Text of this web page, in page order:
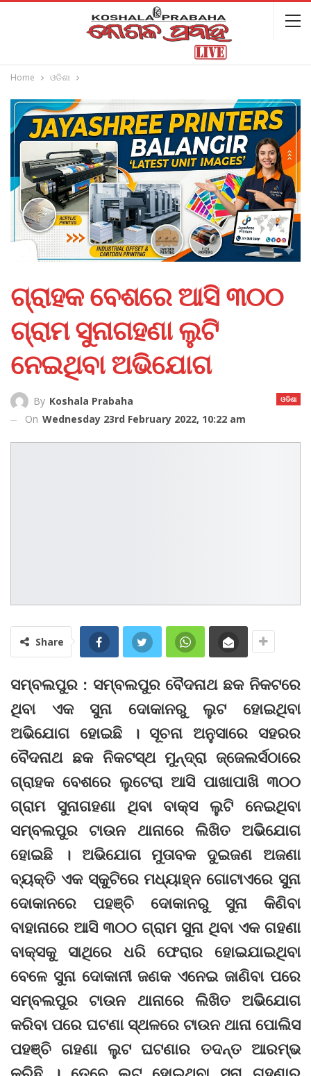
Home ଓଡିଶା
ଗ୍ରାହକ ବେଶରେ ଆସି ୩୦୦
ଗ୍ରାମ ସୁନାଗହଣା ଲୁଟି
ନେଇଥିବା ଅଭିଯୋଗ
ଓଡିଶା
By Koshala Prabaha
On Wednesday 23rd February 2022, 10:22 am
Share
ସମ୍ବଲପୁର : ସମ୍ବଲପୁର ବୈଦନାଥ ଛକ ନିକଟରେ
ଥିବା ଏକ ସୁନା ଦୋକାନରୁ ଲୁଟ ହୋଇଥିବା
ଅଭିଯୋଗ ହୋଇଛି । ସୂଚନା ଅନୁସାରେ ସହରର
ବୈଦନାଥ ଛକ ନିକଟସ୍ଥ ମୁନ୍ଦ୍ରା ଜ୍ଜେଲର୍ସଠାରେ
ଗ୍ରାହକ ବେଶରେ ଲୁଟେରା ଆସି ପାଖାପାଖି ୩୦୦
ଗ୍ରାମ ସୁନାଗହଣା ଥିବା ବାକ୍ସ ଲୁଟି ନେଇଥିବା
ସମ୍ବଲପୁର ଟାଉନ ଥାନାରେ ଲିଖିତ ଅଭିଯୋଗ
ହୋଇଛି । ଅଭିଯୋଗ ମୁତାବକ ଦୁଇଜଣ ଅଜଣା
ବ୍ୟକ୍ତି ଏକ ସ୍କୁଟିରେ ମଧ୍ୟାହ୍ନ ଗୋଟାଏରେ ସୁନା
ଦୋକାନରେ ପହଞ୍ଚି ଦୋକାନରୁ ସୁନା କିଣିବା
ବାହାନାରେ ଆସି ୩୦୦ ଗ୍ରାମ ସୁନା ଥିବା ଏକ ଗହଣା
ବାକ୍ସକୁ ସାଥିରେ ଧରି ଫେରାର ହୋଇଯାଇଥିବା
ବେଳେ ସୁନା ଦୋକାନୀ ଜଣକ ଏନେଇ ଜାଣିବା ପରେ
ସମ୍ବଲପୁର ଟାଉନ ଥାନାରେ ଲିଖିତ ଅଭିଯୋଗ
କରିବା ପରେ ଘଟଣା ସ୍ଥଳରେ ଟାଉନ ଥାନା ପୋଲିସ
ପହଞ୍ଚି ଗହଣା ଲୁଟ ଘଟଣାର ତଦନ୍ତ ଆରମ୍ଭ